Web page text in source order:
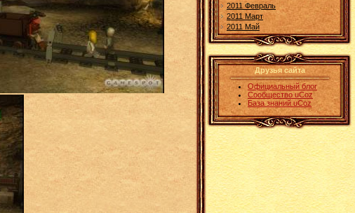
2011 Февраль
2011 Март
2011 Май
Друзья сайта
Официальный блог
Сообщество uCoz
База знаний uCoz